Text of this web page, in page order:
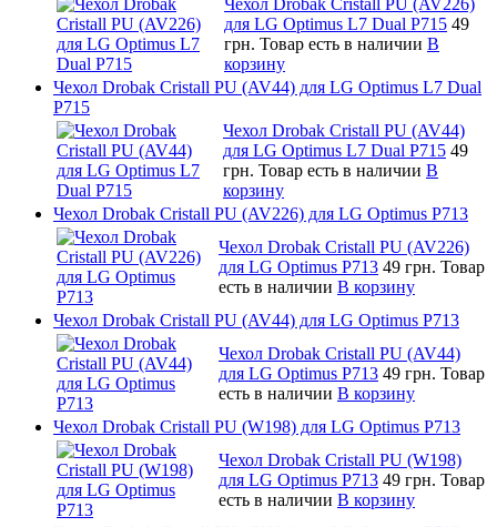
для LG Optimus L7 Dual P715 49
грн. Товар есть в наличии В
корзину
Чехол Drobak Cristall PU (AV44) для LG Optimus L7 Dual
P715
Чехол Drobak Cristall PU (AV44)
для LG Optimus L7 Dual P715 49
грн. Товар есть в наличии В
корзину
Чехол Drobak Cristall PU (AV226) для LG Optimus P713
Чехол Drobak Cristall PU (AV226)
для LG Optimus P713 49 грн. Товар
есть в наличии В корзину
Чехол Drobak Cristall PU (AV44) для LG Optimus P713
Чехол Drobak Cristall PU (AV44)
для LG Optimus P713 49 грн. Товар
есть в наличии В корзину
Чехол Drobak Cristall PU (W198) для LG Optimus P713
Чехол Drobak Cristall PU (W198)
для LG Optimus P713 49 грн. Товар
есть в наличии В корзину